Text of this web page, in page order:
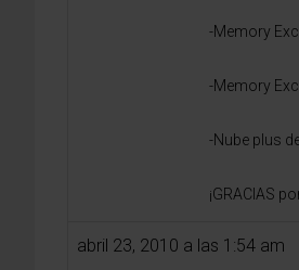
-Memory
-Memory
-Nube plus
¡GRACIAS
abril 23, 2010 a las 1:54 am